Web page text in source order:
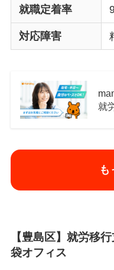
就職定着率
対応障害
就
も
【豊島区】就労移
袋オフィス